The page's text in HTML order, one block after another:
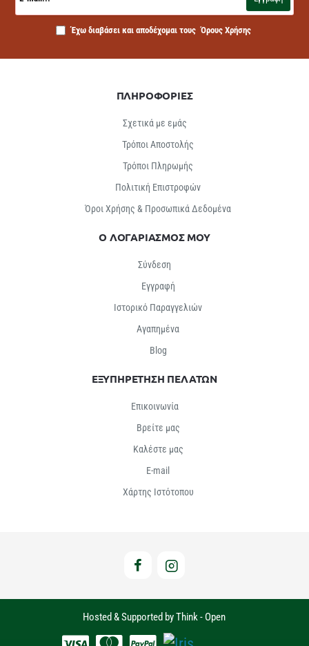
Έχω διαβάσει και αποδέχομαι τους Όρους Χρήσης
ΠΛΗΡΟΦΟΡΙΕΣ
Σχετικά με εμάς
Τρόποι Αποστολής
Τρόποι Πληρωμής
Πολιτική Επιστροφών
Όροι Χρήσης & Προσωπικά Δεδομένα
Ο ΛΟΓΑΡΙΑΣΜΟΣ ΜΟΥ
Σύνδεση
Εγγραφή
Ιστορικό Παραγγελιών
Αγαπημένα
Βlog
ΕΞΥΠΗΡΕΤΗΣΗ ΠΕΛΑΤΩΝ
Επικοινωνία
Βρείτε μας
Καλέστε μας
E-mail
Χάρτης Ιστότοπου
Hosted & Supported by Think - Open